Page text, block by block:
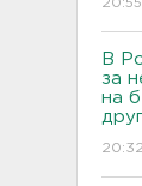
В
за
на